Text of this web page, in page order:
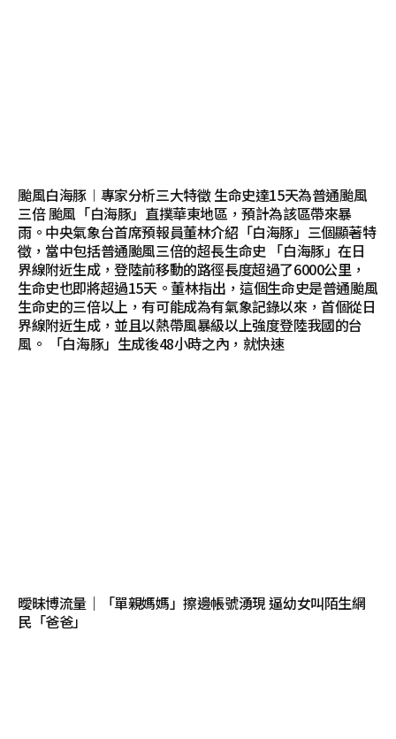
颱風白海豚︱專家分析三大特徵 生命史達15天為普通颱風
三倍 颱風「白海豚」直撲華東地區，預計為該區帶來暴
雨。中央氣象台首席預報員董林介紹「白海豚」三個顯著特
徵，當中包括普通颱風三倍的超長生命史 「白海豚」在日
界線附近生成，登陸前移動的路徑長度超過了6000公里，
生命史也即將超過15天。董林指出，這個生命史是普通颱風
生命史的三倍以上，有可能成為有氣象記錄以來，首個從日
界線附近生成，並且以熱帶風暴級以上強度登陸我國的台
風。 「白海豚」生成後48小時之內，就快速
曖昧博流量｜「單親媽媽」擦邊帳號湧現 逼幼女叫陌生網
民「爸爸」